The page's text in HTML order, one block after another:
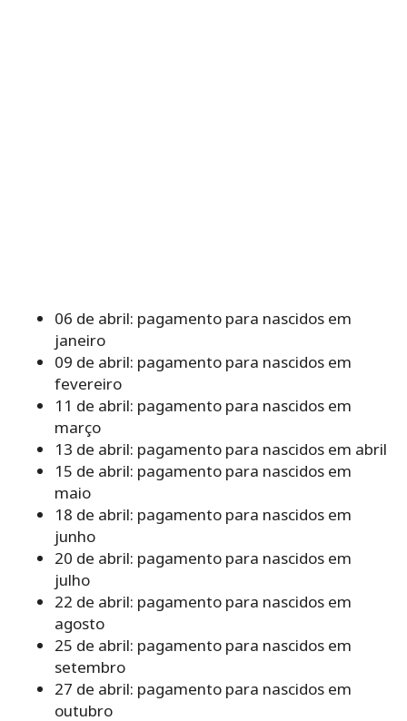
06 de abril: pagamento para nascidos em
janeiro
09 de abril: pagamento para nascidos em
fevereiro
11 de abril: pagamento para nascidos em
março
13 de abril: pagamento para nascidos em abril
15 de abril: pagamento para nascidos em
maio
18 de abril: pagamento para nascidos em
junho
20 de abril: pagamento para nascidos em
julho
22 de abril: pagamento para nascidos em
agosto
25 de abril: pagamento para nascidos em
setembro
27 de abril: pagamento para nascidos em
outubro